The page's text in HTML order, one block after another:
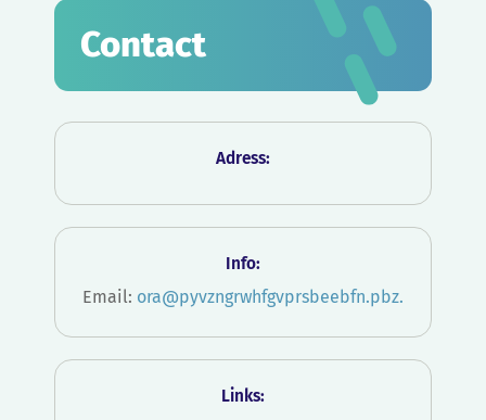
Contact
Adress:
Info:
Email: ora@pyvzngrwhfgvprsbeebfn.pbz.
Links: